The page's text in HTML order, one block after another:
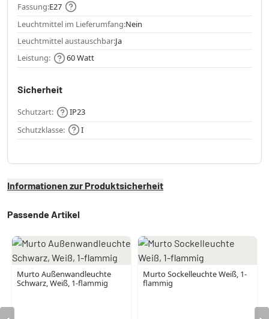
Fassung:E27
Leuchtmittel im Lieferumfang:Nein
Leuchtmittel austauschbar:Ja
Leistung:
60 Watt
Sicherheit
Schutzart:
IP23
Schutzklasse:
I
Informationen zur Produktsicherheit
Passende Artikel
Murto Außenwandleuchte
Schwarz, Weiß, 1-flammig
Murto Sockelleuchte Weiß, 1-
flammig